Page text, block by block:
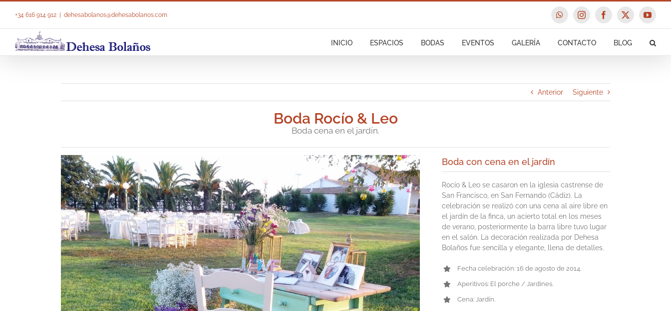
+34 616 914 912 dehesabolanos@dehesabolanos.com WhatsAppInstagramFacebook
X
INICIO ESPACIOS BODAS EVENTOS GALERÍA CONTACTO BLOG
Anterior Siguiente
Boda Rocío & Leo
Boda cena en el jardín.
Boda con cena en el jardín
Rocío & Leo se casaron en la iglesia castrense de
San Francisco, en San Fernando (Cádiz). La
celebración se realizó con una cena al aire libre en
el jardín de la finca, un acierto total en los meses
de verano, posteriormente la barra libre tuvo lugar
en el salón. La decoración realizada por Dehesa
Bolaños fue sencilla y elegante, llena de detalles.
Fecha celebración: 16 de agosto de 2014.
Aperitivos: El porche / Jardines.
Cena: Jardín.